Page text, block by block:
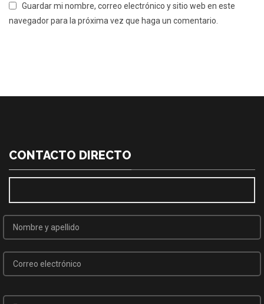
Guardar mi nombre, correo electrónico y sitio web en este
navegador para la próxima vez que haga un comentario.
CONTACTO DIRECTO